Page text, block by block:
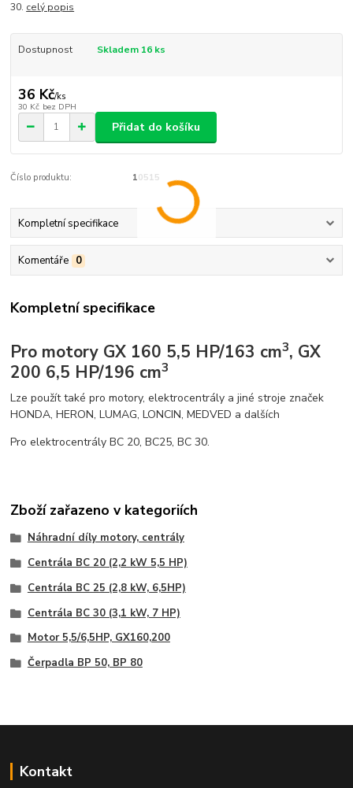
30. celý popis
Dostupnost Skladem 16 ks
36 Kč/ks
30 Kč bez DPH
Přidat do košíku
Číslo produktu: 10515
Kompletní specifikace
Komentáře 0
Kompletní specifikace
Pro motory GX 160 5,5 HP/163 cm3, GX
200 6,5 HP/196 cm3
Lze použít také pro motory, elektrocentrály a jiné stroje značek
HONDA, HERON, LUMAG, LONCIN, MEDVED a dalších
Pro elektrocentrály BC 20, BC25, BC 30.
Zboží zařazeno v kategoriích
Náhradní díly motory, centrály
Centrála BC 20 (2,2 kW 5,5 HP)
Centrála BC 25 (2,8 kW, 6,5HP)
Centrála BC 30 (3,1 kW, 7 HP)
Motor 5,5/6,5HP, GX160,200
Čerpadla BP 50, BP 80
Kontakt